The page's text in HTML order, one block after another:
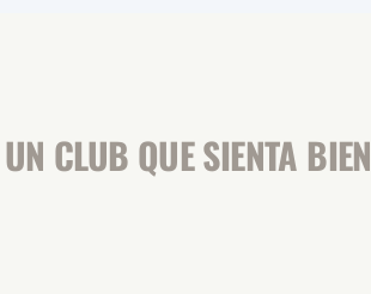
CLUB QUE SIENTA BIEN